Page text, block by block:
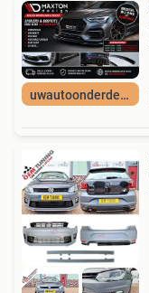
uwautoonderdeelNL